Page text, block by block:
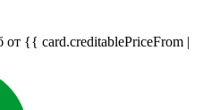
от {{ card.creditablePriceFrom |